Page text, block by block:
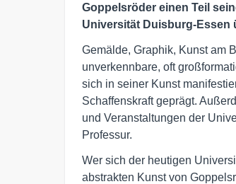
Goppelsröder einen Teil
Universität Duisburg-Essen
Gemälde, Graphik, Kunst am
unverkennbare, oft
sich in seiner Kunst
Schaffenskraft geprägt.
und Veranstaltungen der
Professur.
Wer sich der heutigen
abstrakten Kunst von